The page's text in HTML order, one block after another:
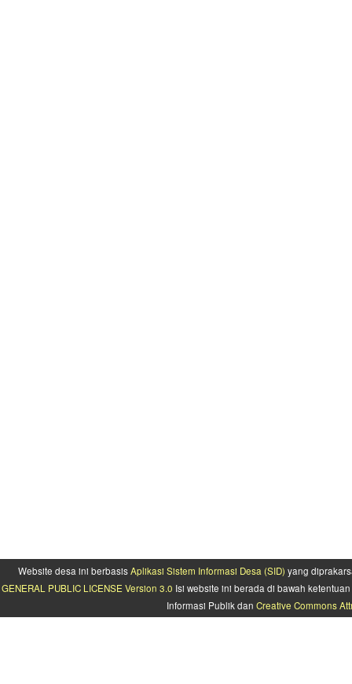
Website desa ini berbasisAplikasi Sistem Informasi Desa (SID) yang
GENERAL PUBLIC LICENSE Version 3.0 Isi website ini berada di bawah
Informasi Publik dan Creative Commons